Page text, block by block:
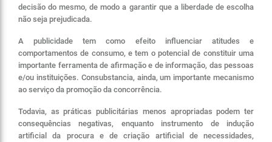
decisão do mesmo, de modo a garantir que a liberdade de escolha
não seja prejudicada.
A publicidade tem como efeito influenciar atitudes e
comportamentos de consumo, e tem o potencial de constituir uma
importante ferramenta de afirmação e de informação, das pessoas
e/ou instituições. Consubstancia, ainda, um importante mecanismo
ao serviço da promoção da concorrência.
Todavia, as práticas publicitárias menos apropriadas podem ter
consequências negativas, enquanto instrumento de indução
artificial da procura e de criação artificial de necessidades,